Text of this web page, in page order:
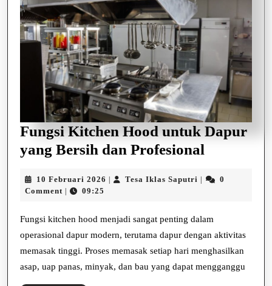
Fungsi Kitchen Hood untuk Dapur
yang Bersih dan Profesional
Hood
Dapur
yang
Bersih
dan
10 Februari 2026 10
Tesa Iklas Saputri Tesa 0
Comment
09:25
Fungsi kitchen hood menjadi sangat penting dalam
operasional dapur modern, terutama dapur dengan aktivitas
memasak tinggi. Proses memasak setiap hari menghasilkan
asap, uap panas, minyak, dan bau yang dapat mengganggu